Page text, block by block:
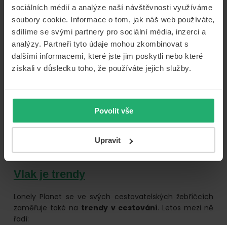
sociálních médií a analýze naší návštěvnosti využíváme
soubory cookie. Informace o tom, jak náš web používáte,
sdílíme se svými partnery pro sociální média, inzerci a
analýzy. Partneři tyto údaje mohou zkombinovat s
dalšími informacemi, které jste jim poskytli nebo které
získali v důsledku toho, že používáte jejich služby.
Povolit vše
Upravit
Puduččéri, Indie
Bansko, Bulharsko
Čiang Mai, Thajsko
Janov, Itálie
Pittsburgh, USA
Osaka, Japonsko
Curitiba, Brazílie
Edmonton, Kanada
Vlak je trendy
Lonely Planet se ve svých cestovatelských žebříčcích
zaměřuje také na trendy v cestování. Letos mezi ně
řadí: